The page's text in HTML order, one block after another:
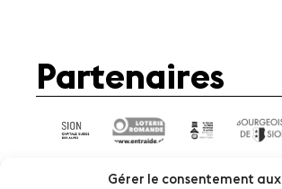
Gérer le consentement aux
Partenaires